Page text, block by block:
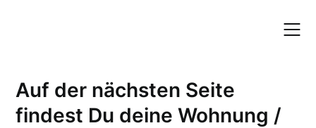
Auf der nächsten Seite
findest Du deine Wohnung /